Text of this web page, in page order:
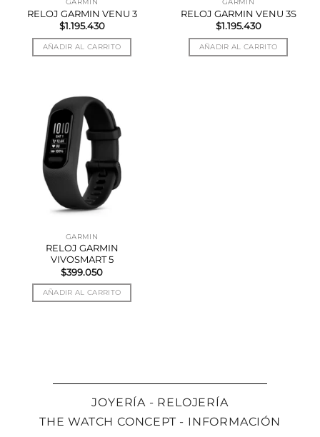
RELOJ GARMIN VENU 3
$1.195.430
AÑADIR AL CARRITO
RELOJ GARMIN VENU 3S
$1.195.430
AÑADIR AL CARRITO
GARMIN
RELOJ GARMIN
VIVOSMART 5
$399.050
AÑADIR AL CARRITO
JOYERÍA - RELOJERÍA
THE WATCH CONCEPT - INFORMACIÓN